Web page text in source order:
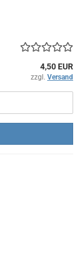
4,50 EUR
zzgl. Versand